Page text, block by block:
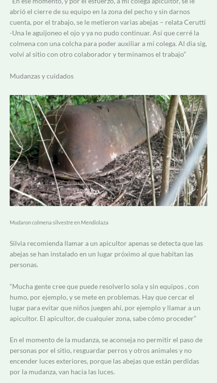
abrió el cierre de su equipo en la zona del pecho y sin darnos
cuenta, por el trabajo, se le metieron varias abejas – relata Cerutti
-Una le aguijoneo el ojo y ya no pudo continuar. Así que cerré la
colmena con una colcha para poder auxiliar a mi colega. Al dia sig,
volví al sitio con otro colaborador y terminamos el trabajo”
Mudanzas y cuidados
Mudaron colmena silvestre en Mendiolaza
Silvia recomienda llamar a un apicultor apenas se detecta que las
abejas se han instalado en un lugar próximo al que habitan las
personas.
“Mucha gente cree que puede resolverlo sola y sin equipos , con
humo, por ejemplo, y se mete en problemas. Hay que cercar el
lugar para evitar que niños juegen ahí, por ejemplo y llamar a un
apicultor. El apicultor, de cualquier zona, sabe cómo proceder”
En el momento de la mudanza, se aconseja no permitir el paso de
personas por el sitio, resguardar perros y otros animales y no
encender luces exteriores, porque las abejas que están perdidas
por la mudanza, van hacia las luces.